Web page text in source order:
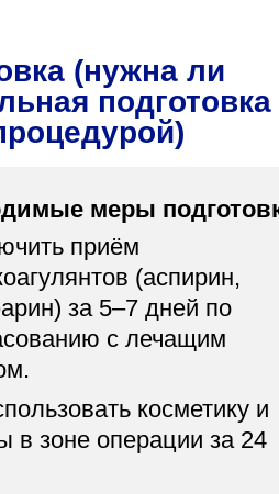
(нужна ли
подготовка
меры
приём
(аспирин,
за 5–7 дней по
с лечащим
косметику и
в зоне операции за 24